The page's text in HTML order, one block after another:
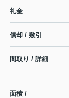
礼金
償却 / 敷引
間取り / 詳細
面積 /